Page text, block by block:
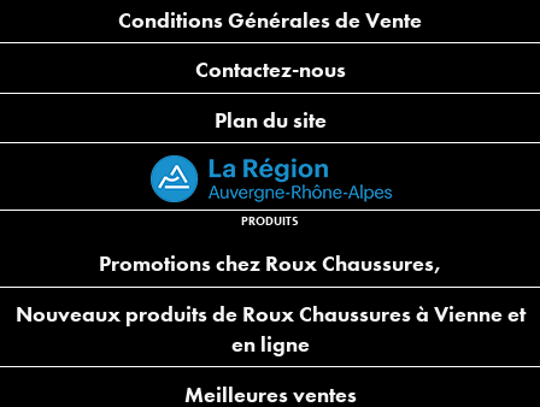
Conditions Générales de Vente
Contactez-nous
Plan du site
PRODUITS
Promotions chez Roux Chaussures,
Nouveaux produits de Roux Chaussures à Vienne et
en ligne
Meilleures ventes